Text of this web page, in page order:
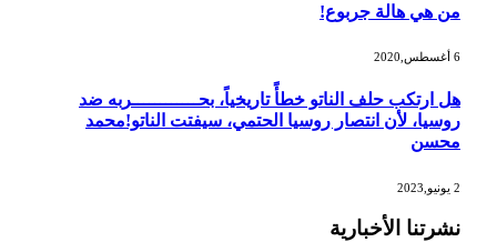
من هي هالة جربوع!
هل ارتكب حلف الناتو خطأً تاريخياً، بحــــــــــــربه ضد
روسيا، لأن انتصار روسيا الحتمي، سيفتت الناتو!محمد
محسن
نشرتنا الأخبارية